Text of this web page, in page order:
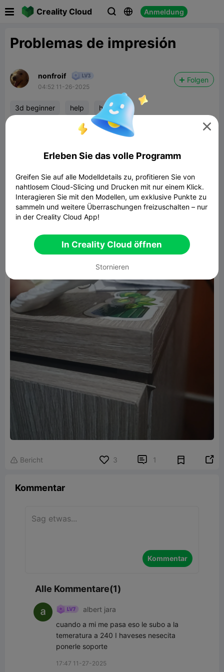
Creality Cloud   Anmeldung
Problemas de impresión
nonfroif
04:52 11-26-2025
Folgen
3d beginner help how to
Hola comunidad, estoy teniendo un problema en mis primeras
impresiones. Estoy usando una impresora creality 3 v3 y al
 Bericht 3  1 
Kommentar
Kommentar
Alle Kommentare(1)
albert jara
cuando a mi me pasa eso le subo a la
temeratura a 240 I haveses nesecita
ponerle soporte
17:47 11-27-2025

Erleben Sie das volle Programm
Greifen Sie auf alle Modelldetails zu, profitieren Sie von
nahtlosem Cloud-Slicing und Drucken mit nur einem Klick.
Interagieren Sie mit den Modellen, um exklusive Punkte zu
sammeln und weitere Überraschungen freizuschalten – nur
in der Creality Cloud App!
In Creality Cloud öffnen
Stornieren